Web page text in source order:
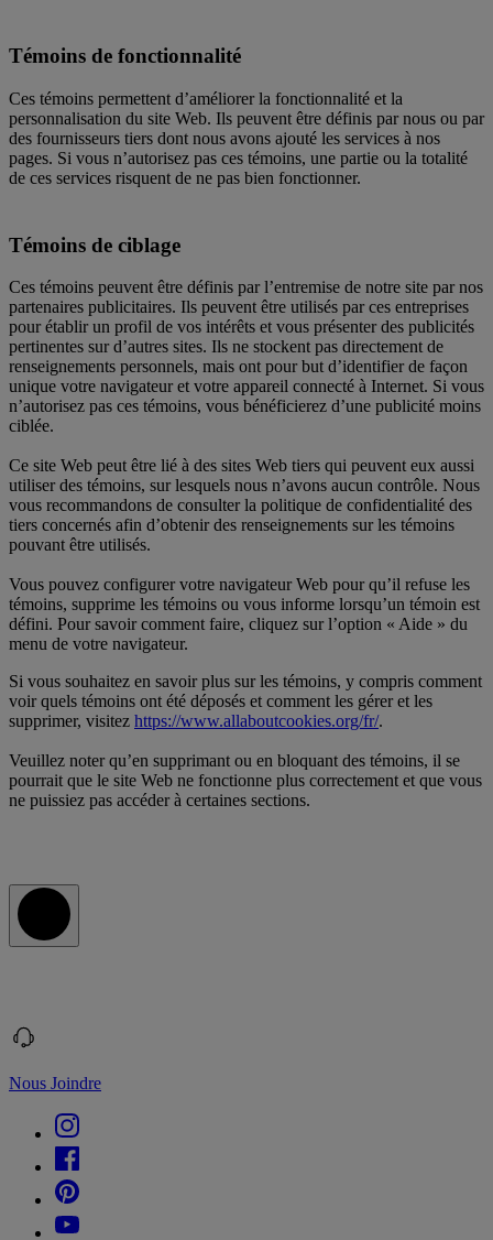
Témoins de fonctionnalité
Ces témoins permettent d’améliorer la fonctionnalité et la
personnalisation du site Web. Ils peuvent être définis par nous ou par
des fournisseurs tiers dont nous avons ajouté les services à nos
pages. Si vous n’autorisez pas ces témoins, une partie ou la totalité
de ces services risquent de ne pas bien fonctionner.
Témoins de ciblage
Ces témoins peuvent être définis par l’entremise de notre site par nos
partenaires publicitaires. Ils peuvent être utilisés par ces entreprises
pour établir un profil de vos intérêts et vous présenter des publicités
pertinentes sur d’autres sites. Ils ne stockent pas directement de
renseignements personnels, mais ont pour but d’identifier de façon
unique votre navigateur et votre appareil connecté à Internet. Si vous
n’autorisez pas ces témoins, vous bénéficierez d’une publicité moins
ciblée.
Ce site Web peut être lié à des sites Web tiers qui peuvent eux aussi
utiliser des témoins, sur lesquels nous n’avons aucun contrôle. Nous
vous recommandons de consulter la politique de confidentialité des
tiers concernés afin d’obtenir des renseignements sur les témoins
pouvant être utilisés.
Vous pouvez configurer votre navigateur Web pour qu’il refuse les
témoins, supprime les témoins ou vous informe lorsqu’un témoin est
défini. Pour savoir comment faire, cliquez sur l’option « Aide » du
menu de votre navigateur.
Si vous souhaitez en savoir plus sur les témoins, y compris comment
voir quels témoins ont été déposés et comment les gérer et les
supprimer, visitez https://www.allaboutcookies.org/fr/.
Veuillez noter qu’en supprimant ou en bloquant des témoins, il se
pourrait que le site Web ne fonctionne plus correctement et que vous
ne puissiez pas accéder à certaines sections.
Nous Joindre